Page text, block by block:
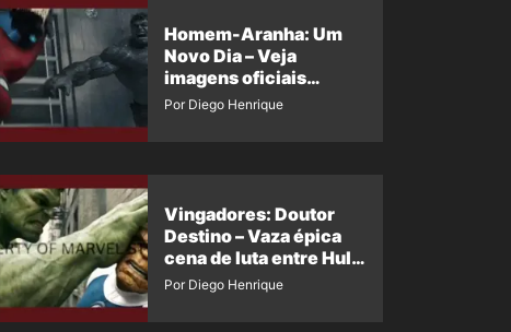
Homem-Aranha: Um
Novo Dia – Veja
imagens oficiais
descartadas do Hulk
Por Diego Henrique
Vingadores: Doutor
Destino – Vaza épica
cena de luta entre Hulk
e o Coisa
Por Diego Henrique